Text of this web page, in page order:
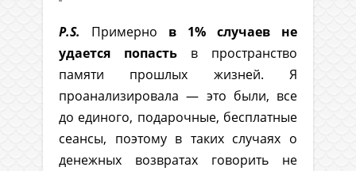
P.S. Примерно в 1% случаев
не
удается попасть в пространство
памяти прошлых жизней. Я
проанализировала — это были, все
до единого, подарочные, бесплатные
сеансы, поэтому в таких случаях о
денежных возвратах говорить не